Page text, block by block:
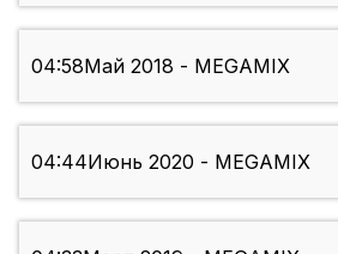
04:58Май 2018 - MEGAMIX
04:44Июнь 2020 - MEGAMIX